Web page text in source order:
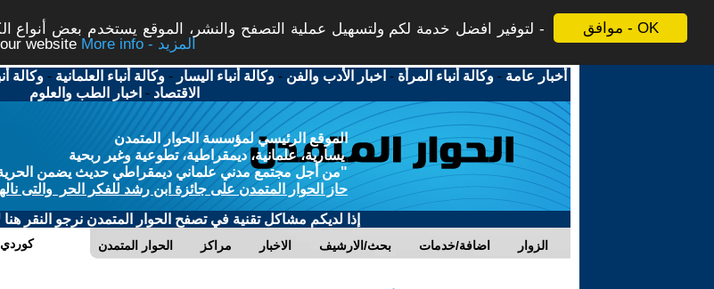
موافق - OK
لتوفير افضل خدمة لكم ولتسهيل عملية التصفح والنشر، الموقع يستخدم بعض أنواع
website
More info - المزيد
أخبار عامة -وكالة أنباء المرأة - اخبار الأدب والفن -وكالة أنباء اليسار -وكالة أنباء العلمانية -وكالة
الاقتصاد - اخبار الطب والعلوم
الموقع الرئيسي لمؤسسة الحوار المتمدن
يسارية، علمانية، ديمقراطية، تطوعية وغير ربحية
"من أجل مجتمع مدني علماني ديمقراطي حديث يضمن الحرية
حاز الحوار المتمدن على جائزة ابن رشد للفكر الحر والتى
إذا لديكم مشاكل تقنية في تصفح الحوار المتمدن نرجو النقر هنا
الحوار المتمدن مراكز الاخبار بحث/الارشيف اضافة/خدمات الزوار كوردي